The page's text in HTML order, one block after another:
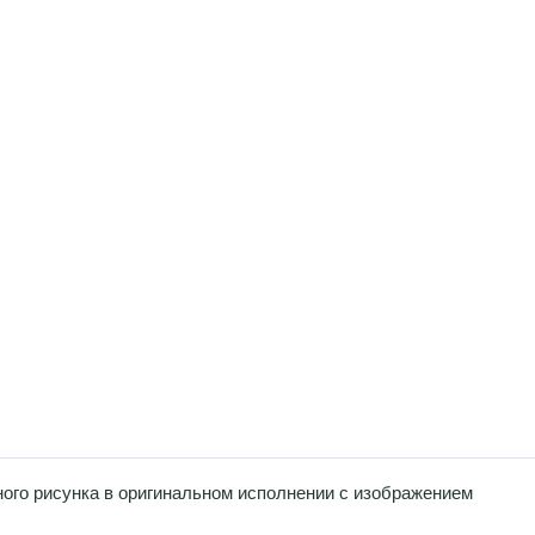
рисунка в оригинальном исполнении с изображением